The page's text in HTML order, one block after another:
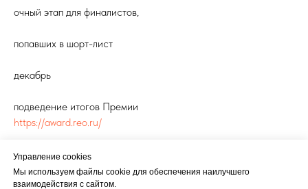
очный этап для финалистов,
попавших в шорт-лист
декабрь
подведение итогов Премии
https://award.reo.ru/
Управление cookies
Мы используем файлы cookie для обеспечения наилучшего
взаимодействия с сайтом.